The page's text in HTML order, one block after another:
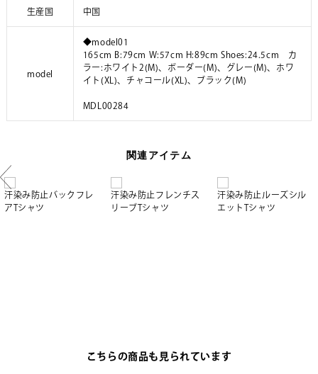
生産国 中国
model
◆model01
165cm B:79cm W:57cm H:89cm Shoes:24.5cm カ
ラー:ホワイト2(M)、ボーダー(M)、グレー(M)、ホワ
イト(XL)、チャコール(XL)、ブラック(M)
MDL00284
関連アイテム
汗染み防止バックフレ
アTシャツ
汗染み防止フレンチス
リーブTシャツ
汗染み防止ルーズシル
エットTシャツ
こちらの商品も見られています